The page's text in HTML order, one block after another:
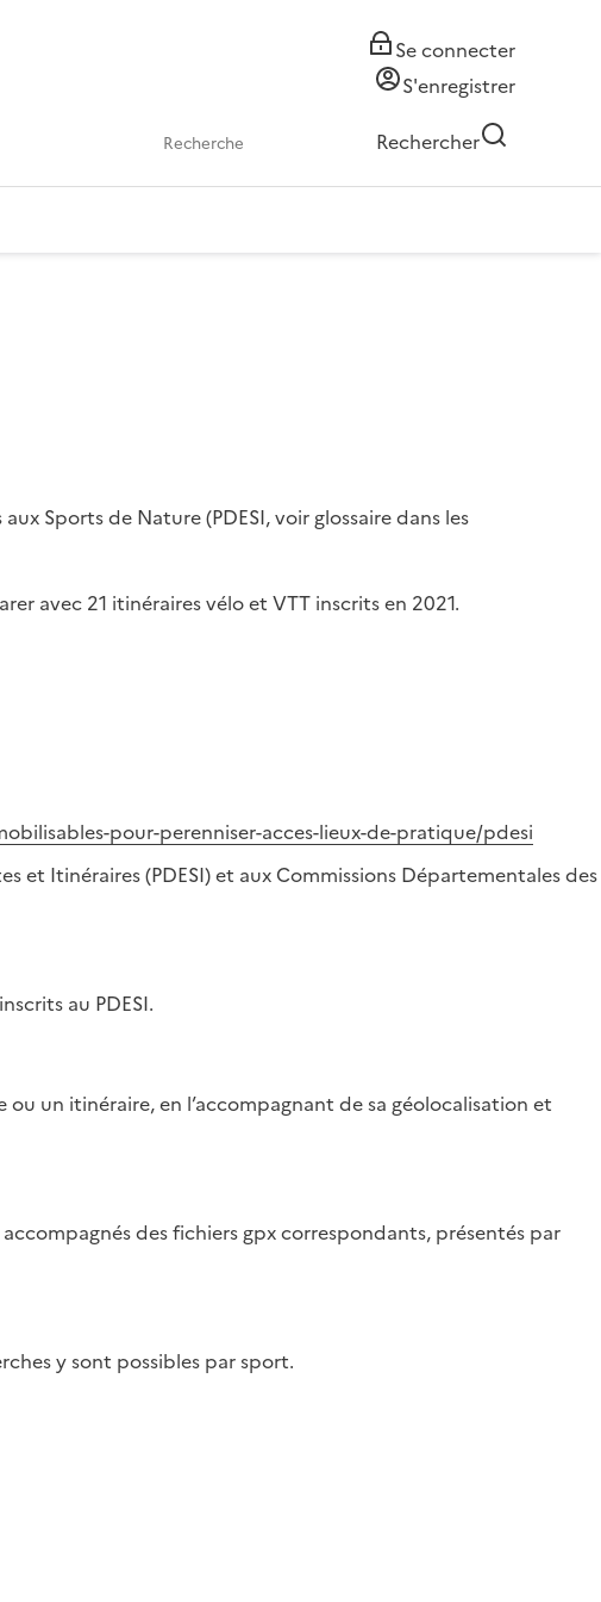
Se connecter
S'enregistrer
Rechercher
Sports de Nature (PDESI, voir glossaire dans les
avec 21 itinéraires vélo et VTT inscrits en 2021.
pour-perenniser-acces-lieux-de-pratique/pdesi
et Itinéraires (PDESI) et aux Commissions Départementales des
au PDESI.
un itinéraire, en l’accompagnant de sa géolocalisation et
des fichiers gpx correspondants, présentés par
y sont possibles par sport.